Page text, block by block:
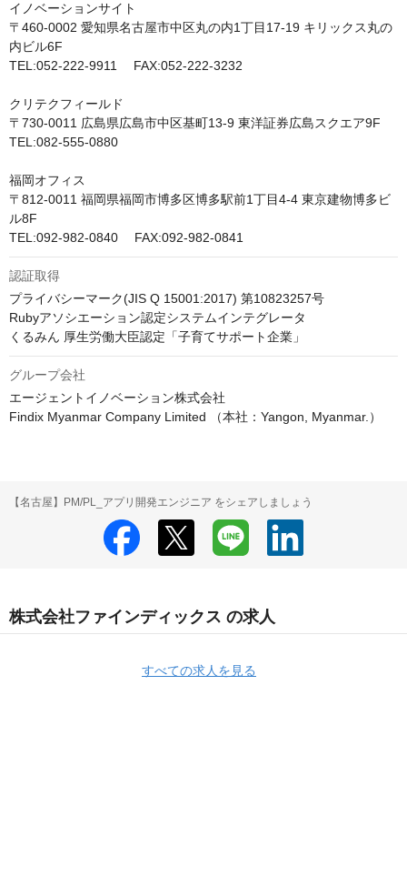
イノベーションサイト
〒460-0002 愛知県名古屋市中区丸の内1丁目17-19 キリックス丸の
内ビル6F
TEL:052-222-9911　 FAX:052-222-3232
クリテクフィールド
〒730-0011 広島県広島市中区基町13-9 東洋証券広島スクエア9F
TEL:082-555-0880
福岡オフィス
〒812-0011 福岡県福岡市博多区博多駅前1丁目4-4 東京建物博多ビ
ル8F
TEL:092-982-0840　 FAX:092-982-0841
認証取得
プライバシーマーク(JIS Q 15001:2017) 第10823257号
Rubyアソシエーション認定システムインテグレータ
くるみん 厚生労働大臣認定「子育てサポート企業」
グループ会社
エージェントイノベーション株式会社
Findix Myanmar Company Limited （本社：Yangon, Myanmar.）
【名古屋】PM/PL_アプリ開発エンジニア をシェアしましょう
株式会社ファインディックス の求人
すべての求人を見る